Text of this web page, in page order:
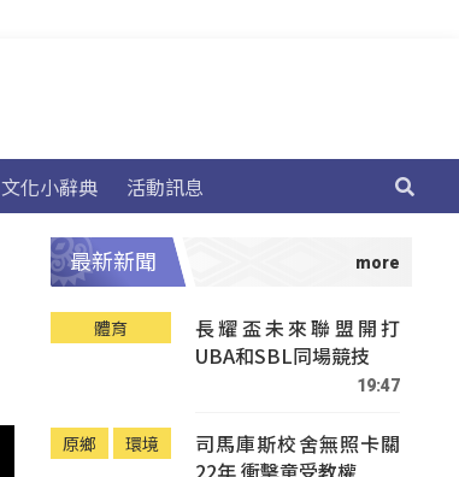
文化小辭典 活動訊息
最新新聞
體育
長耀盃未來聯盟開打
UBA和SBL同場競技
19:47
原鄉 環境
司馬庫斯校舍無照卡關
22年 衝擊童受教權